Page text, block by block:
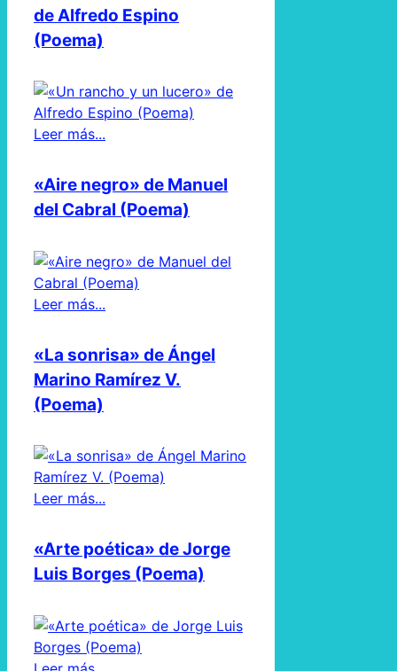
de Alfredo Espino
(Poema)
Leer más...
«Aire negro» de Manuel
del Cabral (Poema)
Leer más...
«La sonrisa» de Ángel
Marino Ramírez V.
(Poema)
Leer más...
«Arte poética» de Jorge
Luis Borges (Poema)